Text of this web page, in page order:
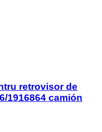
retrovisor de
1916864 camión